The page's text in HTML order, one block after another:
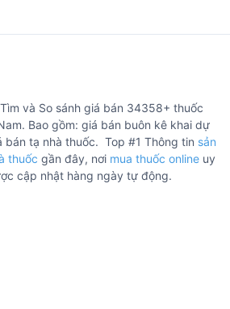
và So sánh giá bán 34358+ thuốc
Bao gồm: giá bán buôn kê khai dự
bán tạ nhà thuốc. Top #1 Thông tin sản
thuốc gần đây, nơi mua thuốc online uy
cập nhật hàng ngày tự động.